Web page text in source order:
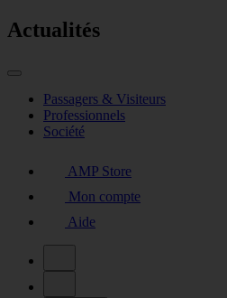
Actualités
Passagers & Visiteurs
Professionnels
Société
AMP Store
Mon compte
Aide